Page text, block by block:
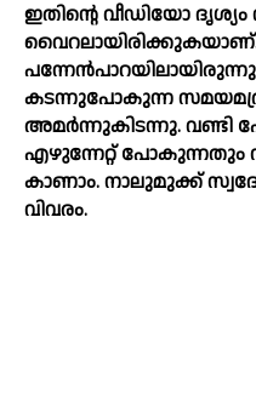
ഇതിന്റെ വീഡിയോ
വൈറലായിരിക്കുകയാണ്.
പന്നേൻപാറയിലായിരുന്നു
കടന്നുപോകുന്ന
അമർന്നുകിടന്നു. വണ്ടി
എഴുന്നേറ്റ് പോകുന്നതും
കാണാം. നാലുമുക്ക്
വിവരം.